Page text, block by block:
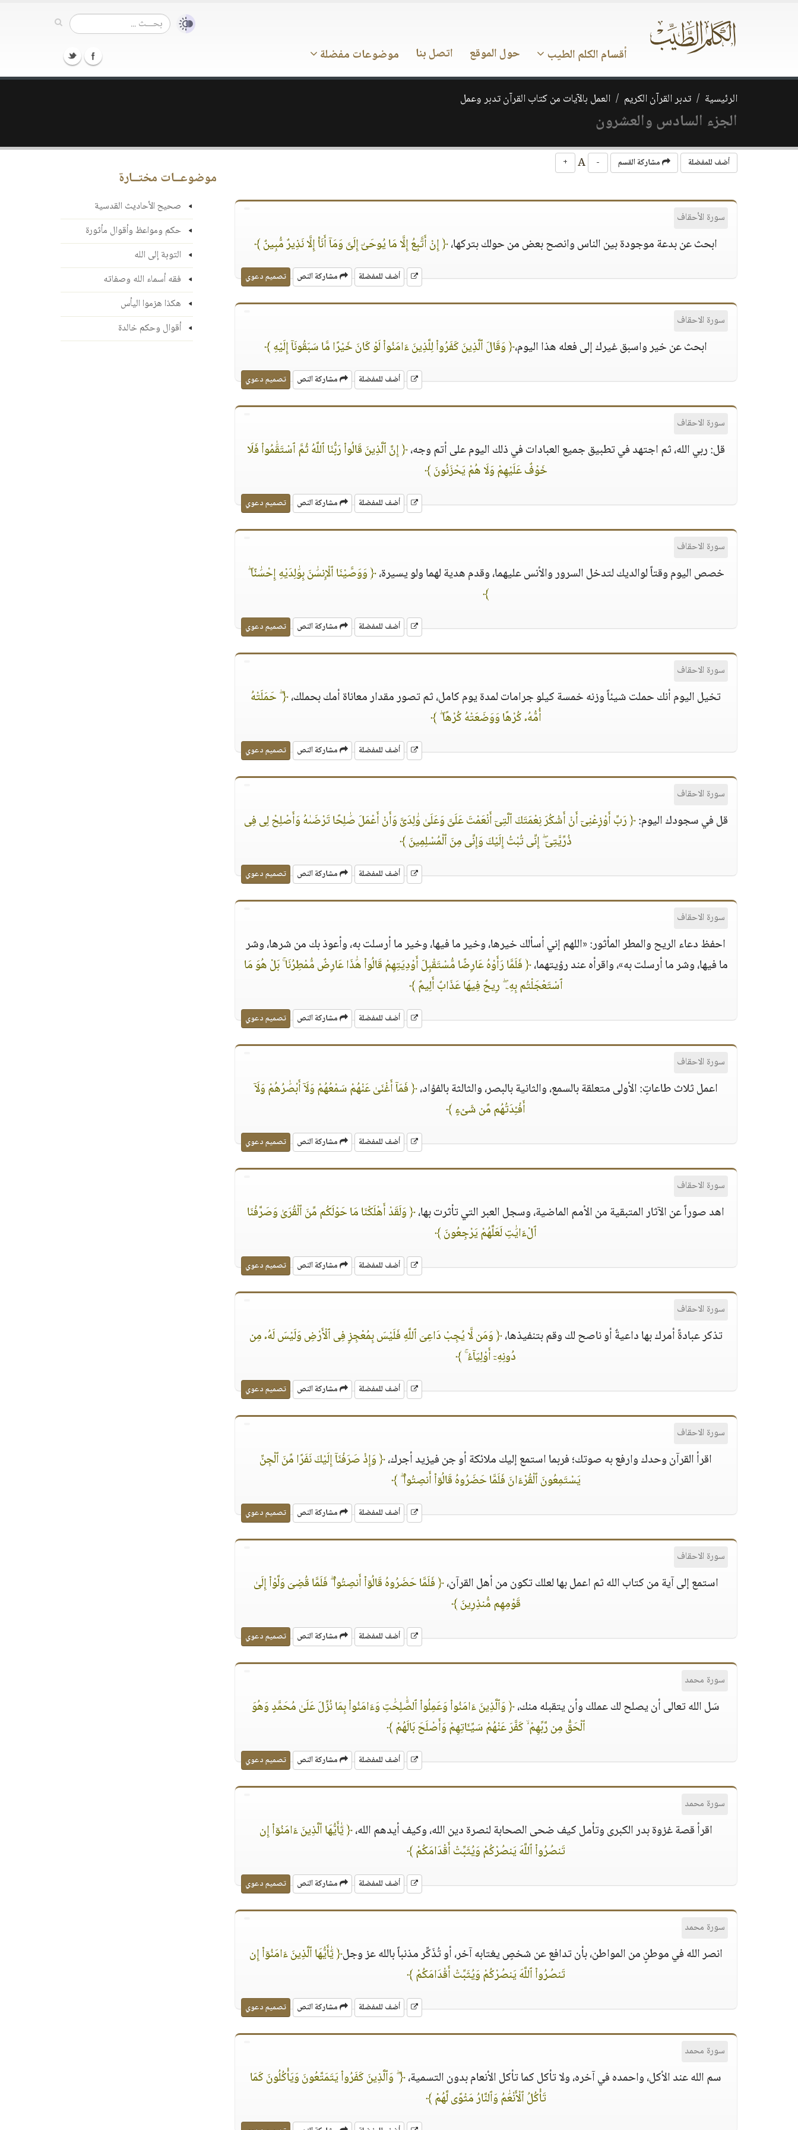
أقسام الكلم الطيب حول الموقع اتصل بنا موضوعات مفضلة
الرئيسية تدبر القرآن الكريم العمل بالآيات من كتاب القرآن تدبر وعمل
الجزء السادس والعشرون
أضف للمفضلة مشاركة القسم -
+
سورة الأحقاف
ابحث عن بدعة موجودة بين الناس وانصح بعض من حولك بتركها،﴿ إِنْ أَتَّبِعُ إِلَّا مَا يُوحَىٰٓ إِلَىَّ وَمَآ أَنَا۠ إِلَّا نَذِيرٌ مُّبِينٌ ﴾
أضف للمفضلة مشاركة النص تصميم دعوي
سورة الاحقاف
ابحث عن خير واسبق غيرك إلى فعله هذا اليوم،﴿ وَقَالَ ٱلَّذِينَ كَفَرُوا۟ لِلَّذِينَ ءَامَنُوا۟ لَوْ كَانَ خَيْرًا مَّا سَبَقُونَآ إِلَيْهِ ﴾
أضف للمفضلة مشاركة النص تصميم دعوي
سورة الاحقاف
قل: ربي الله، ثم اجتهد في تطبيق جميع العبادات في ذلك اليوم على أتم وجه،﴿ إِنَّ ٱلَّذِينَ قَالُوا۟ رَبُّنَا ٱللَّهُ ثُمَّ ٱسْتَقَٰمُوا۟ فَلَا
خَوْفٌ عَلَيْهِمْ وَلَا هُمْ يَحْزَنُونَ ﴾
أضف للمفضلة مشاركة النص تصميم دعوي
سورة الاحقاف
خصص اليوم وقتاً لوالديك لتدخل السرور والأنس عليهما، وقدم هدية لهما ولو يسيرة،﴿ وَوَصَّيْنَا ٱلْإِنسَٰنَ بِوَٰلِدَيْهِ إِحْسَٰنًا ۖ
﴾
أضف للمفضلة مشاركة النص تصميم دعوي
سورة الاحقاف
تخيل اليوم أنك حملت شيئاً وزنه خمسة كيلو جرامات لمدة يوم كامل، ثم تصور مقدار معاناة أمك بحملك،﴿ ۖ حَمَلَتْهُ
أُمُّهُۥ كُرْهًا وَوَضَعَتْهُ كُرْهًا ۖ ﴾
أضف للمفضلة مشاركة النص تصميم دعوي
سورة الاحقاف
قل في سجودك اليوم:﴿ رَبِّ أَوْزِعْنِىٓ أَنْ أَشْكُرَ نِعْمَتَكَ ٱلَّتِىٓ أَنْعَمْتَ عَلَىَّ وَعَلَىٰ وَٰلِدَىَّ وَأَنْ أَعْمَلَ صَٰلِحًا تَرْضَىٰهُ وَأَصْلِحْ لِى فِى
ذُرِّيَّتِىٓ ۖ إِنِّى تُبْتُ إِلَيْكَ وَإِنِّى مِنَ ٱلْمُسْلِمِينَ ﴾
أضف للمفضلة مشاركة النص تصميم دعوي
سورة الاحقاف
احفظ دعاء الريح والمطر المأثور: «اللهم إني أسألك خيرها، وخير ما فيها، وخير ما أرسلت به، وأعوذ بك من شرها، وشر
ما فيها، وشر ما أرسلت به»، واقرأه عند رؤيتهما،﴿ فَلَمَّا رَأَوْهُ عَارِضًا مُّسْتَقْبِلَ أَوْدِيَتِهِمْ قَالُوا۟ هَٰذَا عَارِضٌ مُّمْطِرُنَا ۚ بَلْ هُوَ مَا
ٱسْتَعْجَلْتُم بِهِۦ ۖ رِيحٌ فِيهَا عَذَابٌ أَلِيمٌ ﴾
أضف للمفضلة مشاركة النص تصميم دعوي
سورة الاحقاف
اعمل ثلاث طاعاتٍ: الأولى متعلقة بالسمع، والثانية بالبصر، والثالثة بالفؤاد،﴿ فَمَآ أَغْنَىٰ عَنْهُمْ سَمْعُهُمْ وَلَآ أَبْصَٰرُهُمْ وَلَآ
أَفْـِٔدَتُهُم مِّن شَىْءٍ ﴾
أضف للمفضلة مشاركة النص تصميم دعوي
سورة الاحقاف
اهد صوراً عن الآثار المتبقية من الأمم الماضية، وسجل العبر التي تأثرت بها،﴿ وَلَقَدْ أَهْلَكْنَا مَا حَوْلَكُم مِّنَ ٱلْقُرَىٰ وَصَرَّفْنَا
ٱلْءَايَٰتِ لَعَلَّهُمْ يَرْجِعُونَ ﴾
أضف للمفضلة مشاركة النص تصميم دعوي
سورة الاحقاف
تذكر عبادةً أمرك بها داعيةٌ أو ناصح لك وقم بتنفيذها،﴿ وَمَن لَّا يُجِبْ دَاعِىَ ٱللَّهِ فَلَيْسَ بِمُعْجِزٍ فِى ٱلْأَرْضِ وَلَيْسَ لَهُۥ مِن
دُونِهِۦٓ أَوْلِيَآءُ ۚ ﴾
أضف للمفضلة مشاركة النص تصميم دعوي
سورة الاحقاف
اقرأ القرآن وحدك وارفع به صوتك؛ فربما استمع إليك ملائكة أو جن فيزيد أجرك،﴿ وَإِذْ صَرَفْنَآ إِلَيْكَ نَفَرًا مِّنَ ٱلْجِنِّ
يَسْتَمِعُونَ ٱلْقُرْءَانَ فَلَمَّا حَضَرُوهُ قَالُوٓا۟ أَنصِتُوا۟ ۖ ﴾
أضف للمفضلة مشاركة النص تصميم دعوي
سورة الاحقاف
استمع إلى آية من كتاب الله ثم اعمل بها لعلك تكون من أهل القرآن،﴿ فَلَمَّا حَضَرُوهُ قَالُوٓا۟ أَنصِتُوا۟ ۖ فَلَمَّا قُضِىَ وَلَّوْا۟ إِلَىٰ
قَوْمِهِم مُّنذِرِينَ ﴾
أضف للمفضلة مشاركة النص تصميم دعوي
سورة محمد
سَل الله تعالى أن يصلح لك عملك وأن يتقبله منك،﴿ وَٱلَّذِينَ ءَامَنُوا۟ وَعَمِلُوا۟ ٱلصَّٰلِحَٰتِ وَءَامَنُوا۟ بِمَا نُزِّلَ عَلَىٰ مُحَمَّدٍ وَهُوَ
ٱلْحَقُّ مِن رَّبِّهِمْ ۙ كَفَّرَ عَنْهُمْ سَيِّـَٔاتِهِمْ وَأَصْلَحَ بَالَهُمْ ﴾
أضف للمفضلة مشاركة النص تصميم دعوي
سورة محمد
اقرأ قصة غزوة بدر الكبرى وتأمل كيف ضحى الصحابة لنصرة دين الله، وكيف أيدهم الله،﴿ يَٰٓأَيُّهَا ٱلَّذِينَ ءَامَنُوٓا۟ إِن
تَنصُرُوا۟ ٱللَّهَ يَنصُرْكُمْ وَيُثَبِّتْ أَقْدَامَكُمْ ﴾
أضف للمفضلة مشاركة النص تصميم دعوي
سورة محمد
انصر الله في موطنٍ من المواطن، بأن تدافع عن شخصٍ يغتابه آخر، أو تُذَكِّر مذنباً بالله عز وجل﴿ يَٰٓأَيُّهَا ٱلَّذِينَ ءَامَنُوٓا۟ إِن
تَنصُرُوا۟ ٱللَّهَ يَنصُرْكُمْ وَيُثَبِّتْ أَقْدَامَكُمْ ﴾
أضف للمفضلة مشاركة النص تصميم دعوي
سورة محمد
سم الله عند الأكل، واحمده في آخره، ولا تأكل كما تأكل الأنعام بدون التسمية،﴿ ۖ وَٱلَّذِينَ كَفَرُوا۟ يَتَمَتَّعُونَ وَيَأْكُلُونَ كَمَا
تَأْكُلُ ٱلْأَنْعَٰمُ وَٱلنَّارُ مَثْوًى لَّهُمْ ﴾
موضوعــات مختــارة
صحيح الأحاديث القدسية
حكم ومواعظ وأقوال مأثورة
التوبة إلى الله
فقه أسماء الله وصفاته
هكذا هزموا اليأس
أقوال وحكم خالدة